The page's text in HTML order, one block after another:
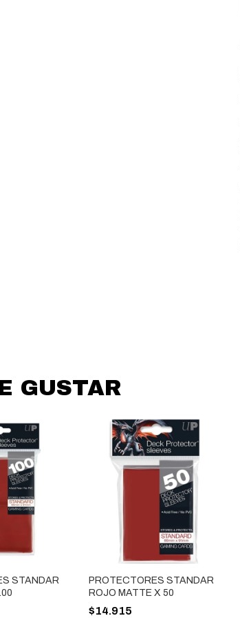
GUSTAR
STANDAR
PROTECTORES STANDAR
ROJO MATTE X 50
$14.915